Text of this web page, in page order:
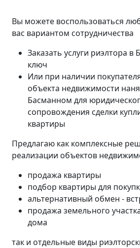
Вы можете воспользоваться
вас вариантом сотрудничества
Заказать услуги риэлтора
ключ
Или при наличии
объекта недвижимости
Басманном для
сопровождения сделки
квартиры
Предлагаю как комплексные
реализации объектов
продажа квартиры
подбор квартиры для
альтернативный обмен -
продажа земельного
дома
так и отдельные виды